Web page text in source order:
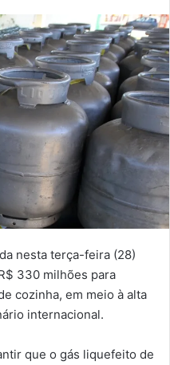
nesta terça-feira (28)
330 milhões para
cozinha, em meio à alta
internacional.
que o gás liquefeito de